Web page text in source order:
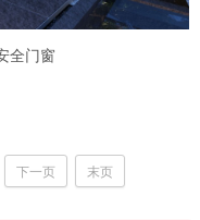
全门窗
下一页 末页